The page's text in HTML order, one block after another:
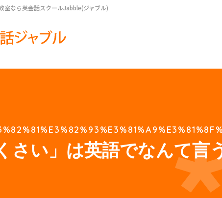
室なら英会話スクールJabble(ジャブル)
さい」は英語でなんて言